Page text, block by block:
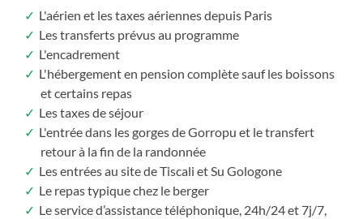
L'aérien et les taxes aériennes depuis Paris
Les transferts prévus au programme
L'encadrement
L'hébergement en pension complète sauf les boissons
et certains repas
Les taxes de séjour
L'entrée dans les gorges de Gorropu et le transfert
retour à la fin de la randonnée
Les entrées au site de Tiscali et Su Gologone
Le repas typique chez le berger
Le service d’assistance téléphonique, 24h/24 et 7j/7,